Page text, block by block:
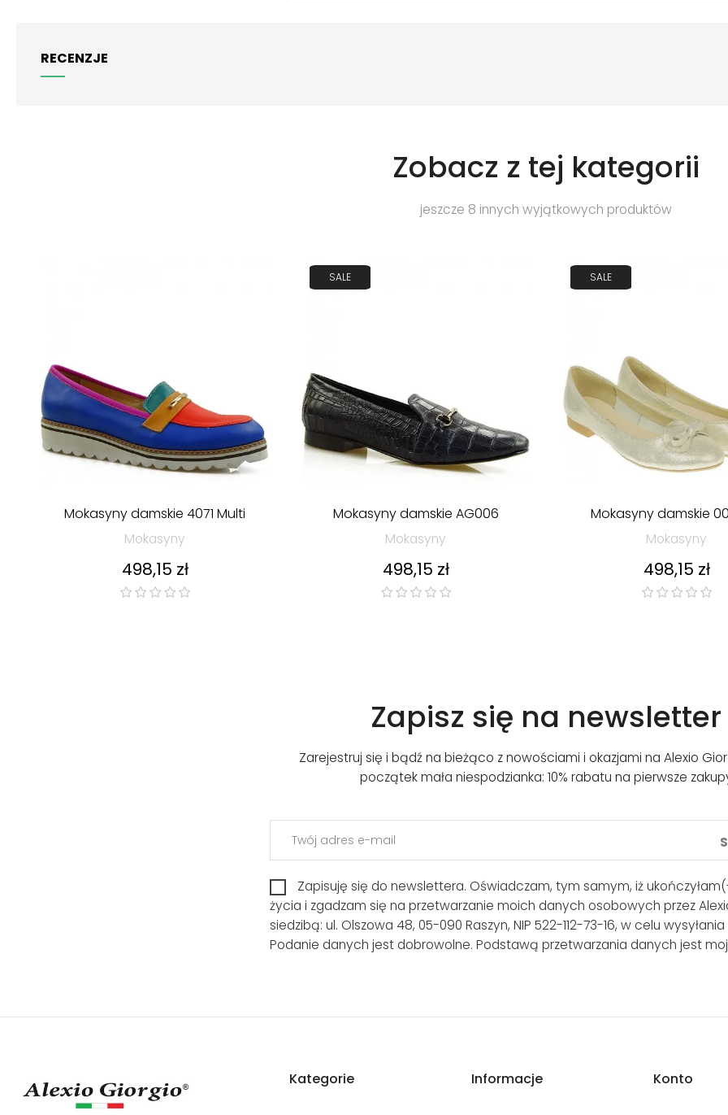
RECENZJE
Zobacz z tej kategorii
jeszcze 8 innych wyjątkowych produktów
Mokasyny damskie 4071 Multi
Mokasyny
Cena
498,15 zł
SALE
Mokasyny damskie AG006
Mokasyny
Cena
498,15 zł
SALE
Mokasyny damskie
Mokasyny
Cena
498,15 zł
Zapisz się na newsletter
Zarejestruj się i bądź na bieżąco z nowościami i okazjami na Alexio
początek mała niespodzianka: 10% rabatu na pierwsze
Zapisuję się do newslettera. Oświadczam, tym samym, iż
życia i zgadzam się na przetwarzanie moich danych osobowych przez
siedzibą: ul. Olszowa 48, 05-090 Raszyn, NIP 522-112-73-16, w celu
Podanie danych jest dobrowolne. Podstawą przetwarzania danych jest
Kategorie Informacje Konto